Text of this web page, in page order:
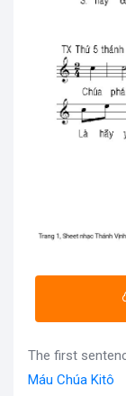
The first
Máu Chúa Kitô